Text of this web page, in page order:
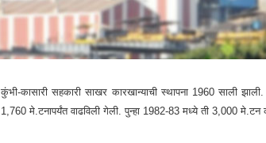
कुंभी-कासारी सहकारी साखर कारखान्याची स्थापना 1960 साली
1,760 मे.टनापर्यंत वाढविली गेली. पुन्हा 1982-83 मध्ये ती